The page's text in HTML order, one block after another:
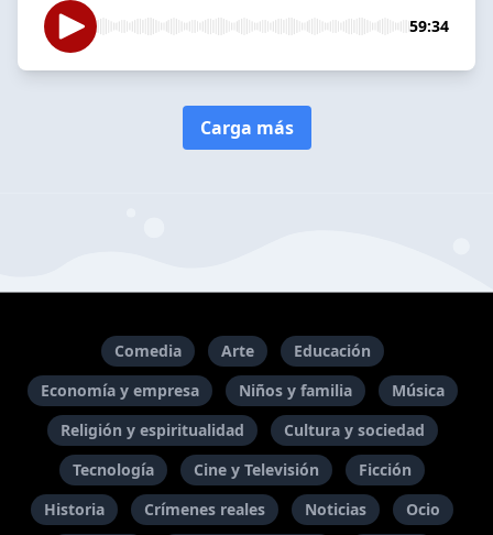
59:34
Carga más
Comedia Arte
Educación
Economía y empresa
Niños y familia
Música
Religión y espiritualidad
Cultura y sociedad
Tecnología
Cine y Televisión
Ficción
Historia
Crímenes reales Noticias Ocio